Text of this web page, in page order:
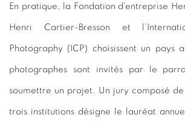
En pratique, la Fondation d’entreprise
Henri Cartier-Bresson et
Photography (ICP) choisissent un pays
photographes sont invités par le
soumettre un projet. Un jury composé
trois institutions désigne le lauréat